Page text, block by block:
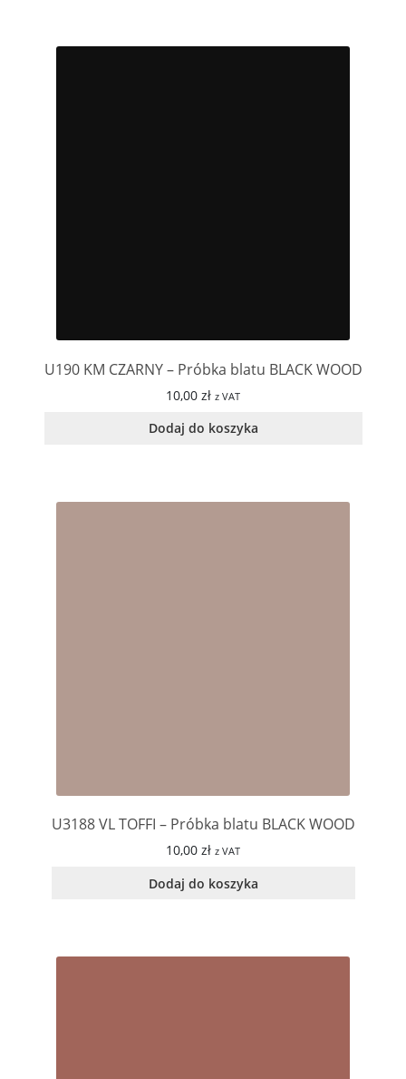
U190 KM CZARNY – Próbka blatu BLACK WOOD
10,00 zł z VAT
Dodaj do koszyka
U3188 VL TOFFI – Próbka blatu BLACK WOOD
10,00 zł z VAT
Dodaj do koszyka